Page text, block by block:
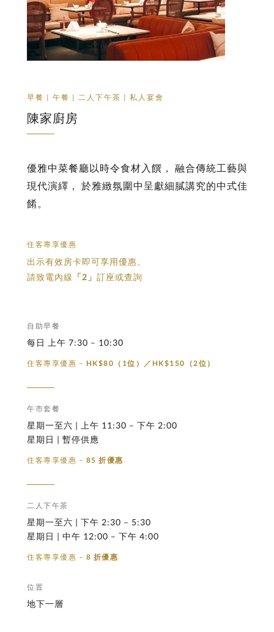
早餐 | 午餐 | 二人下午茶 | 私人宴會
陳家廚房
優雅中菜餐廳以時令食材入饌， 融合傳統工藝與
現代演繹， 於雅緻氛圍中呈獻細膩講究的中式佳
餚。
住客專享優惠
出示有效房卡即可享用優惠。
請致電內線 「2」 訂座或查詢
自助早餐
每日 上午 7:30 – 10:30
住客專享優惠 – HK$80（1位）／HK$150（2位）
午市套餐
星期一至六 | 上午 11:30 – 下午 2:00
星期日 | 暫停供應
住客專享優惠 – 85 折優惠
二人下午茶
星期一至六 | 下午 2:30 – 5:30
星期日 | 中午 12:00 – 下午 4:00
住客專享優惠 – 8 折優惠
位置
地下一層